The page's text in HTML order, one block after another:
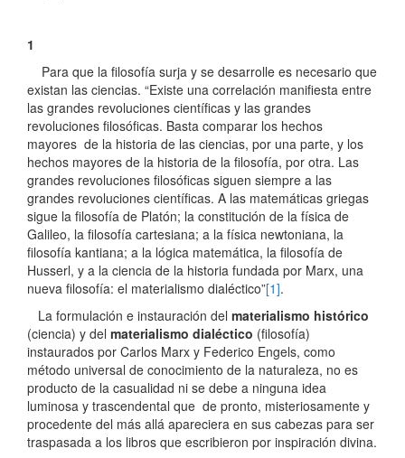
1
Para que la filosofía surja y se desarrolle es necesario que
existan las ciencias. “Existe una correlación manifiesta entre
las grandes revoluciones científicas y las grandes
revoluciones filosóficas. Basta comparar los hechos
mayores de la historia de las ciencias, por una parte, y los
hechos mayores de la historia de la filosofía, por otra. Las
grandes revoluciones filosóficas siguen siempre a las
grandes revoluciones científicas. A las matemáticas griegas
sigue la filosofía de Platón; la constitución de la física de
Galileo, la filosofía cartesiana; a la física newtoniana, la
filosofía kantiana; a la lógica matemática, la filosofía de
Husserl, y a la ciencia de la historia fundada por Marx, una
nueva filosofía: el materialismo dialéctico”[1].
La formulación e instauración del materialismo histórico
(ciencia) y del materialismo dialéctico (filosofía)
instaurados por Carlos Marx y Federico Engels, como
método universal de conocimiento de la naturaleza, no es
producto de la casualidad ni se debe a ninguna idea
luminosa y trascendental que de pronto, misteriosamente y
procedente del más allá apareciera en sus cabezas para ser
traspasada a los libros que escribieron por inspiración divina.